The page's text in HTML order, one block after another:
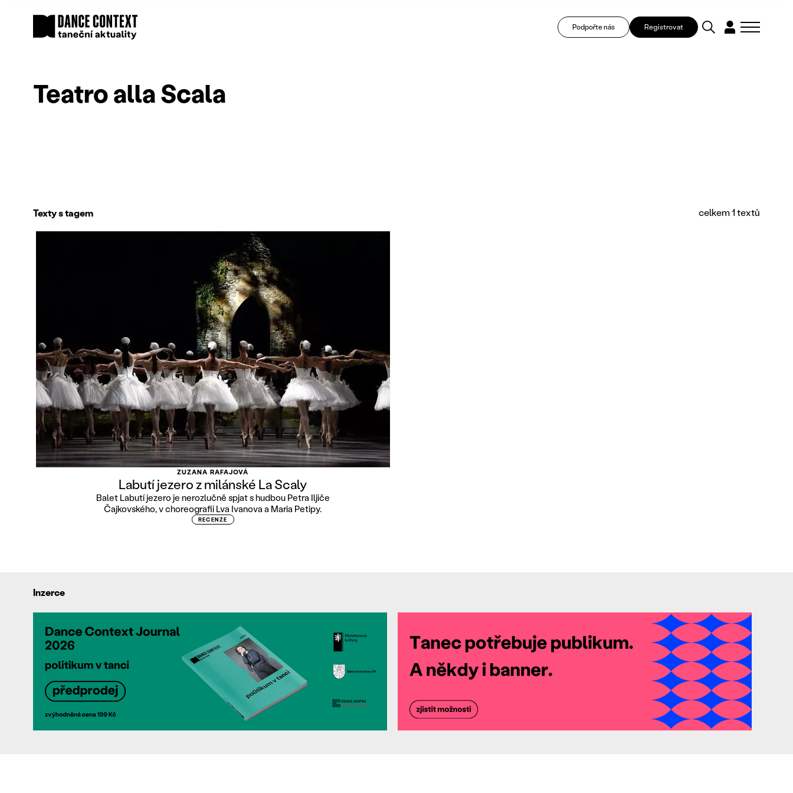
Podpořte nás Registrovat
Teatro alla Scala
Texty s tagem celkem 1 textů
ZUZANA RAFAJOVÁ
Labutí jezero z milánské La Scaly
Balet Labutí jezero je nerozlučně spjat s hudbou Petra Iljiče
Čajkovského, v choreografii Lva Ivanova a Maria Petipy.
RECENZE
Inzerce